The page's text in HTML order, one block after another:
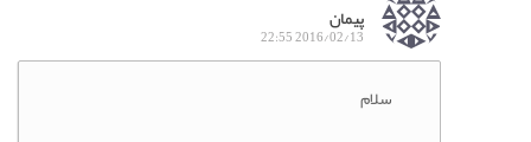
پیمان
2016/02/13 22:55
سلام